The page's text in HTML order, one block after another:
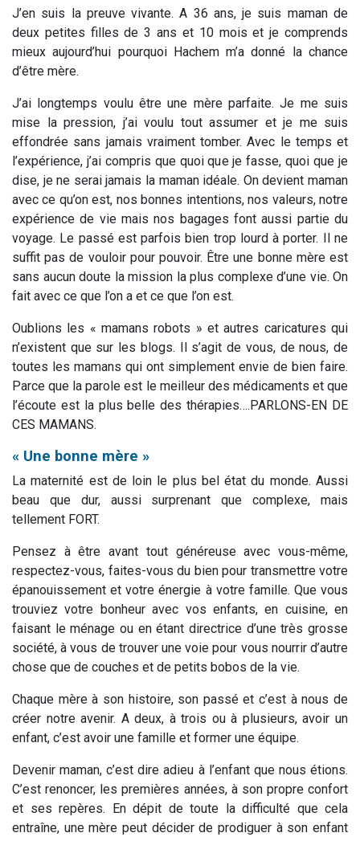
J’en suis la preuve vivante. A 36 ans, je suis maman de
deux petites filles de 3 ans et 10 mois et je comprends
mieux aujourd’hui pourquoi Hachem m’a donné la chance
d’être mère.
J’ai longtemps voulu être une mère parfaite. Je me suis
mise la pression, j’ai voulu tout assumer et je me suis
effondrée sans jamais vraiment tomber. Avec le temps et
l’expérience, j’ai compris que quoi que je fasse, quoi que je
dise, je ne serai jamais la maman idéale. On devient maman
avec ce qu’on est, nos bonnes intentions, nos valeurs, notre
expérience de vie mais nos bagages font aussi partie du
voyage. Le passé est parfois bien trop lourd à porter. Il ne
suffit pas de vouloir pour pouvoir. Être une bonne mère est
sans aucun doute la mission la plus complexe d’une vie. On
fait avec ce que l’on a et ce que l’on est.
Oublions les « mamans robots » et autres caricatures qui
n’existent que sur les blogs. Il s’agit de vous, de nous, de
toutes les mamans qui ont simplement envie de bien faire.
Parce que la parole est le meilleur des médicaments et que
l’écoute est la plus belle des thérapies….PARLONS-EN DE
CES MAMANS.
« Une bonne mère »
La maternité est de loin le plus bel état du monde. Aussi
beau que dur, aussi surprenant que complexe, mais
tellement FORT.
Pensez à être avant tout généreuse avec vous-même,
respectez-vous, faites-vous du bien pour transmettre votre
épanouissement et votre énergie à votre famille. Que vous
trouviez votre bonheur avec vos enfants, en cuisine, en
faisant le ménage ou en étant directrice d’une très grosse
société, à vous de trouver une voie pour vous nourrir d’autre
chose que de couches et de petits bobos de la vie.
Chaque mère à son histoire, son passé et c’est à nous de
créer notre avenir. A deux, à trois ou à plusieurs, avoir un
enfant, c’est avoir une famille et former une équipe.
Devenir maman, c’est dire adieu à l’enfant que nous étions.
C’est renoncer, les premières années, à son propre confort
et ses repères. En dépit de toute la difficulté que cela
entraîne, une mère peut décider de prodiguer à son enfant